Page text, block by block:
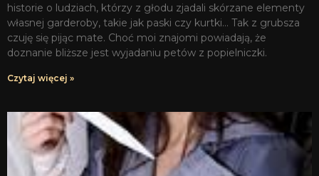
historie o ludziach, którzy z głodu zjadali skórzane elementy
własnej garderoby, takie jak paski czy kurtki… Tak z grubsza
czuję się pijąc mate. Choć moi znajomi powiadają, że
doznanie bliższe jest wyjadaniu petów z popielniczki.
Czytaj więcej »